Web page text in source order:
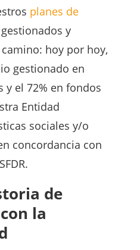
planes de
y
hoy por hoy,
gestionado en
y el 72% en fondos
Entidad
sociales y/o
concordancia con
de
la